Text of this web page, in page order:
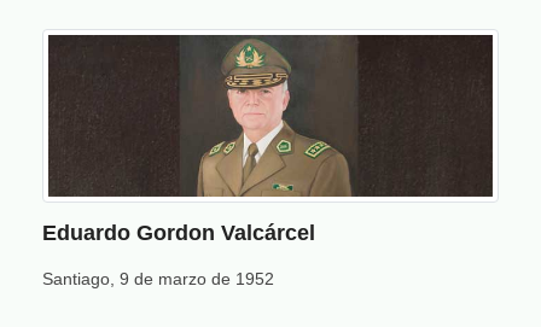
Eduardo Gordon Valcárcel
Santiago, 9 de marzo de 1952